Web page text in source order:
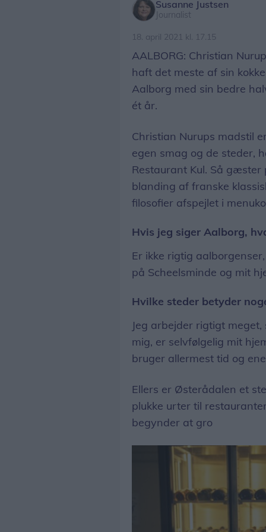
Susanne Justsen
Journalist
18. april 2021 kl. 17.15
AALBORG: Christian
haft det meste af sin
Aalborg med sin bedre
ét år.
Christian Nurups madstil
egen smag og de steder,
Restaurant Kul. Så gæster
blanding af franske
filosofier afspejlet i
Hvis jeg siger Aalborg,
Er ikke rigtig
på Scheelsminde og mit
Hvilke steder betyder
Jeg arbejder rigtigt
mig, er selvfølgelig mit
bruger allermest tid og
Ellers er Østerådalen et
plukke urter til
begynder at gro